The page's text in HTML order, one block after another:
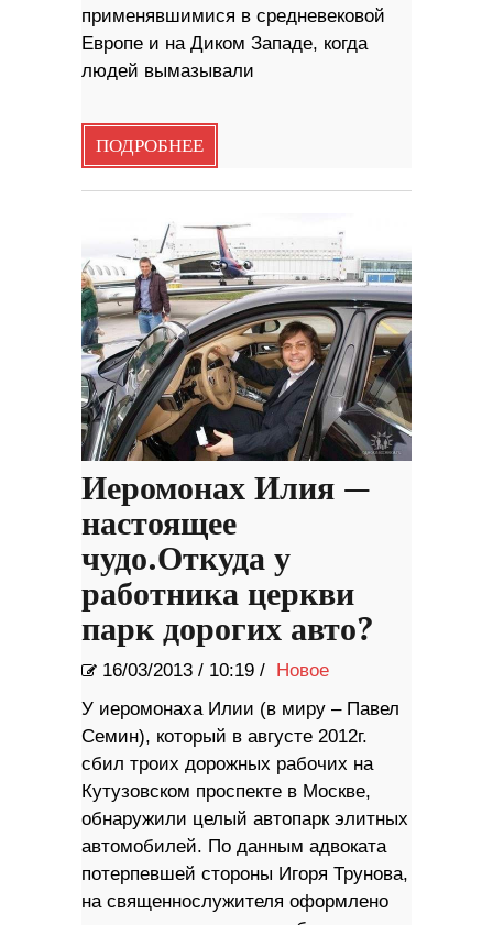
применявшимися в средневековой
Европе и на Диком Западе, когда
людей вымазывали
ПОДРОБНЕЕ
Иеромонах Илия —
настоящее
чудо.Откуда у
работника церкви
парк дорогих авто?
16/03/2013 / 10:19 / Новое
У иеромонаха Илии (в миру – Павел
Семин), который в августе 2012г.
сбил троих дорожных рабочих на
Кутузовском проспекте в Москве,
обнаружили целый автопарк элитных
автомобилей. По данным адвоката
потерпевшей стороны Игоря Трунова,
на священнослужителя оформлено